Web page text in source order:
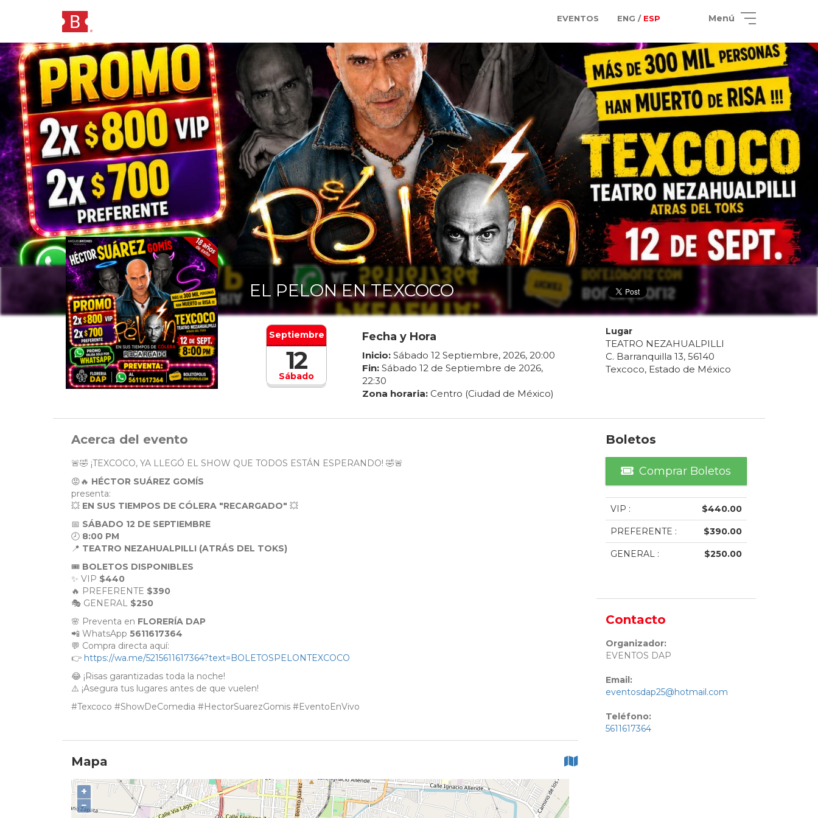
EVENTOS ENG / ESP Menú
EL PELON EN TEXCOCO
Sábado
Septiembre
12
Fecha y Hora
Inicio: Sábado 12 Septiembre, 2026, 20:00
Fin: Sábado 12de Septiembre de 2026,
22:30
Zona horaria: Centro (Ciudad de México)
Lugar
TEATRO NEZAHUALPILLI
C. Barranquilla 13, 56140
Texcoco, Estado de México
Acerca del evento
🚨🤣 ¡TEXCOCO, YA LLEGÓ EL SHOW QUE TODOS ESTÁN ESPERANDO! 🤣🚨
😡🔥 HÉCTOR SUÁREZ GOMÍS
presenta:
💥 EN SUS TIEMPOS DE CÓLERA "RECARGADO" 💥
📅 SÁBADO 12 DE SEPTIEMBRE
🕗 8:00 PM
📍 TEATRO NEZAHUALPILLI (ATRÁS DEL TOKS)
🎟️ BOLETOS DISPONIBLES
✨ VIP $440
🔥 PREFERENTE $390
🎭 GENERAL $250
🌸 Preventa en FLORERÍA DAP
📲 WhatsApp 5611617364
💬 Compra directa aquí:
👉 https://wa.me/5215611617364?text=BOLETOSPELONTEXCOCO
😂 ¡Risas garantizadas toda la noche!
⚠️ ¡Asegura tus lugares antes de que vuelen!
#Texcoco #ShowDeComedia #HectorSuarezGomis #EventoEnVivo
Mapa
+
−
Boletos
Comprar Boletos
VIP : $440.00
PREFERENTE : $390.00
GENERAL : $250.00
Contacto
Organizador:
EVENTOS DAP
Email:
eventosdap25@hotmail.com
Teléfono:
5611617364